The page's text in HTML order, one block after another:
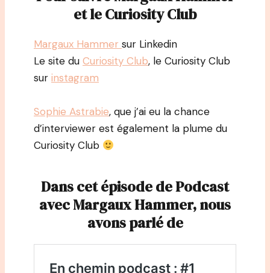
et le Curiosity Club
Margaux Hammer sur Linkedin
Le site du Curiosity Club, le Curiosity Club
sur instagram
Sophie Astrabie, que j’ai eu la chance
d’interviewer est également la plume du
Curiosity Club
Dans cet épisode de Podcast
avec Margaux Hammer, nous
avons parlé de